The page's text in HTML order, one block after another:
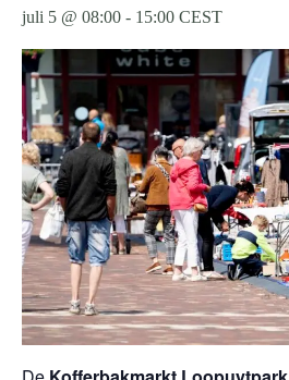
juli 5 @ 08:00 - 15:00 CEST